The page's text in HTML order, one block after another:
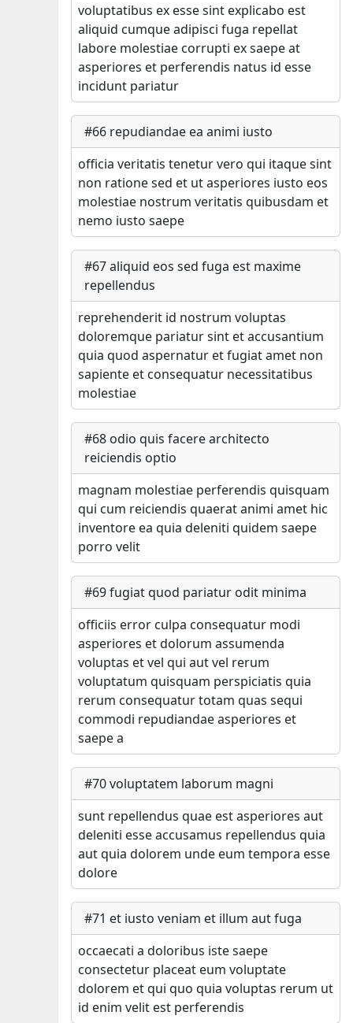
voluptatibus ex esse sint explicabo est
aliquid cumque adipisci fuga repellat
labore molestiae corrupti ex saepe at
asperiores et perferendis natus id esse
incidunt pariatur
#66 repudiandae ea animi iusto
officia veritatis tenetur vero qui itaque sint
non ratione sed et ut asperiores iusto eos
molestiae nostrum veritatis quibusdam et
nemo iusto saepe
#67aliquid eos sed fuga est maxime
repellendus
reprehenderit id nostrum voluptas
doloremque pariatur sint et accusantium
quia quod aspernatur et fugiat amet non
sapiente et consequatur necessitatibus
molestiae
#68 odio quis facere architecto
reiciendis optio
magnam molestiae perferendis quisquam
qui cum reiciendis quaerat animi amet hic
inventore ea quia deleniti quidem saepe
porro velit
#69fugiat quod pariatur odit minima
officiis error culpa consequatur modi
asperiores et dolorum assumenda
voluptas et vel qui aut vel rerum
voluptatum quisquam perspiciatis quia
rerum consequatur totam quas sequi
commodi repudiandae asperiores et
saepe a
#70voluptatem laborum magni
sunt repellendus quae est asperiores aut
deleniti esse accusamus repellendus quia
aut quia dolorem unde eum tempora esse
dolore
#71 et iusto veniam et illum aut fuga
occaecati a doloribus iste saepe
consectetur placeat eum voluptate
dolorem et qui quo quia voluptas rerum ut
id enim velit est perferendis